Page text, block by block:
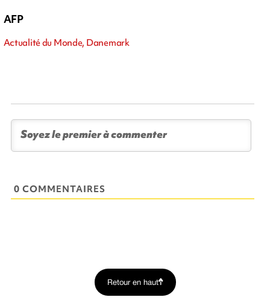
AFP
Actualité du Monde, Danemark
0 COMMENTAIRES
Retour en haut